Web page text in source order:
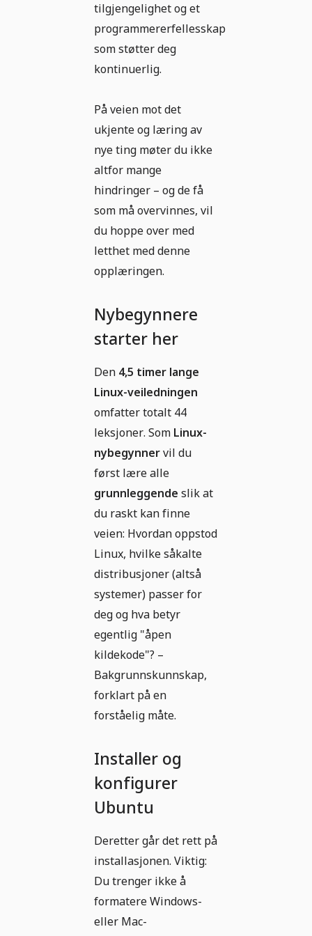
tilgjengelighet og et
programmererfellesskap
som støtter deg
kontinuerlig.
På veien mot det
ukjente og læring av
nye ting møter du ikke
altfor mange
hindringer – og de få
som må overvinnes, vil
du hoppe over med
letthet med denne
opplæringen.
Nybegynnere
starter her
Den 4,5 timer lange
Linux-veiledningen
omfatter totalt 44
leksjoner. Som Linux-
nybegynnervil du
først lære alle
grunnleggende slik at
du raskt kan finne
veien: Hvordan oppstod
Linux, hvilke såkalte
distribusjoner (altså
systemer) passer for
deg og hva betyr
egentlig "åpen
kildekode"? –
Bakgrunnskunnskap,
forklart på en
forståelig måte.
Installer og
konfigurer
Ubuntu
Deretter går det rett på
installasjonen. Viktig:
Du trenger ikke å
formatere Windows-
eller Mac-